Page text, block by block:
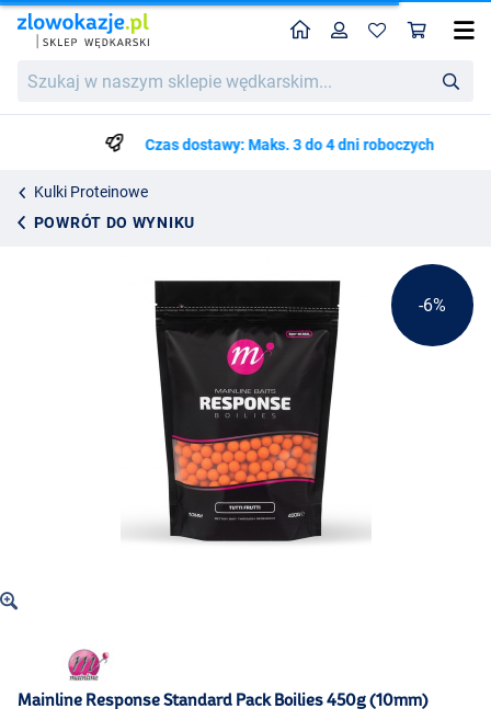
w
wędkarskim...
HomeProfil
Czas dostawy: Maks. 3 do 4 dni roboczych
Kulki Proteinowe
POWRÓT DO WYNIKU
Mainline Response Standard Pack Boilies 450g (10mm)
35.99
34.19
-6%
Mainline Response Standard Pack Boilies 450g (10mm)